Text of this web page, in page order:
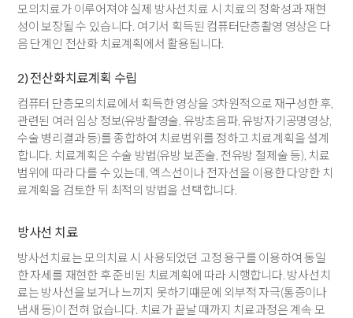
모의치료가 이루어져야 실제 방사선치료 시 치료의 정확성과 재현
성이 보장될 수 있습니다. 여기서 획득된 컴퓨터단층촬영 영상은 다
음 단계인 전산화 치료계획에서 활용됩니다.
2) 전산화치료계획 수립
컴퓨터 단층모의치료에서 획득한 영상을 3차원적으로 재구성한 후,
관련된 여러 임상 정보(유방촬영술, 유방초음파, 유방자기공명영상,
수술 병리결과 등)를 종합하여 치료범위를 정하고 치료계획을 설계
합니다. 치료계획은 수술 방법(유방 보존술, 전유방 절제술 등), 치료
범위에 따라 다를 수 있는데, 엑스선이나 전자선을 이용한 다양한 치
료계획을 검토한 뒤 최적의 방법을 선택합니다.
방사선 치료
방사선치료는 모의치료 시 사용되었던 고정 용구를 이용하여 동일
한 자세를 재현한 후 준비된 치료계획에 따라 시행합니다. 방사선치
료는 방사선을 보거나 느끼지 못하기떄문에 외부적 자극(통증이나
냄새 등)이 전혀 없습니다. 치료가 끝날 때까지 치료과정은 계속 모